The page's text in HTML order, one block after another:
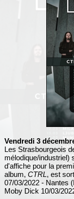
Vendredi 3
Les Strasbourgeois
mélodique/industriel)
d'affiche pour la
album, CTRL, est
07/03/2022 - Nantes
Moby Dick 10/03/